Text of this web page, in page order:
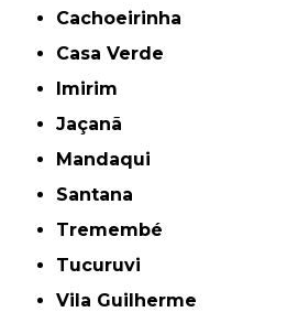
Cachoeirinha
Casa Verde
Imirim
Jaçanã
Mandaqui
Santana
Tremembé
Tucuruvi
Vila Guilherme